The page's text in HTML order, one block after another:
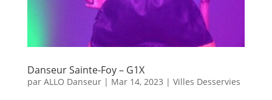
Danseur Sainte-Foy – G1X
par ALLO Danseur| Mar 14, 2023 | Villes Desservies